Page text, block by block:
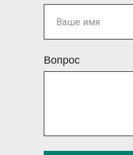
Вопрос